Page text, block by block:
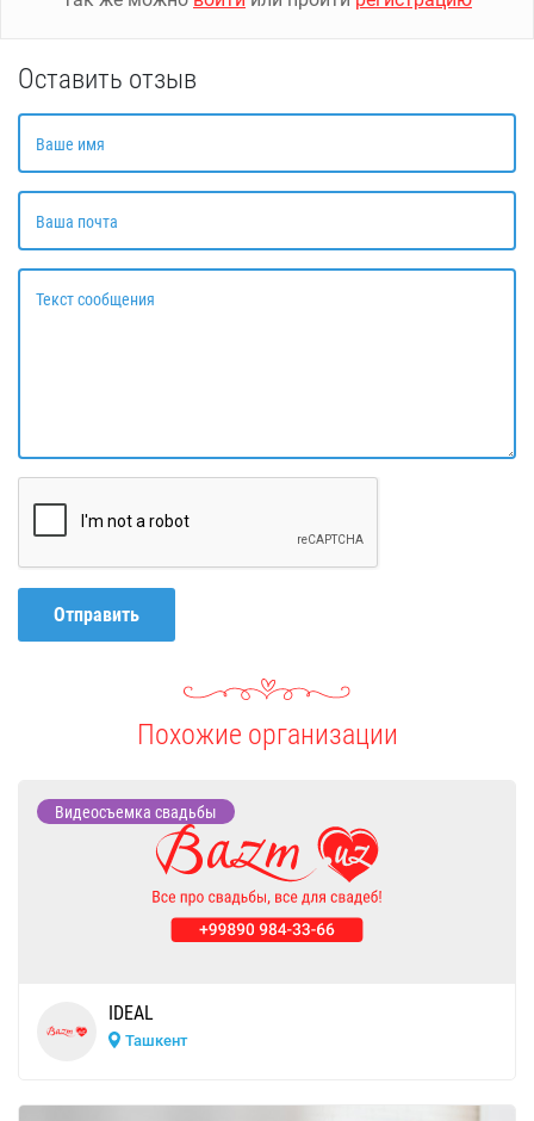
Оставить отзыв
Ваше имя
Ваша почта
Текст сообщения
Отправить
Похожие организации
Видеосъемка свадьбы
IDEAL
Ташкент